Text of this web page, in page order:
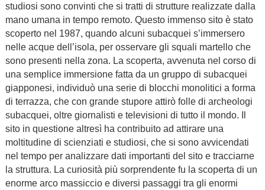
studiosi sono convinti che si tratti di strutture realizzate dalla
mano umana in tempo remoto. Questo immenso sito è stato
scoperto nel 1987, quando alcuni subacquei s’immersero
nelle acque dell’isola, per osservare gli squali martello che
sono presenti nella zona. La scoperta, avvenuta nel corso di
una semplice immersione fatta da un gruppo di subacquei
giapponesi, individuò una serie di blocchi monolitici a forma
di terrazza, che con grande stupore attirò folle di archeologi
subacquei, oltre giornalisti e televisioni di tutto il mondo. Il
sito in questione altresì ha contribuito ad attirare una
moltitudine di scienziati e studiosi, che si sono avvicendati
nel tempo per analizzare dati importanti del sito e tracciarne
la struttura. La curiosità più sorprendente fu la scoperta di un
enorme arco massiccio e diversi passaggi tra gli enormi